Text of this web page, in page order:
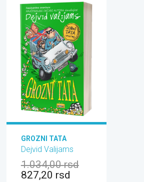
GROZNI TATA
Dejvid Valijams
1.034,00rsd
827,20 rsd